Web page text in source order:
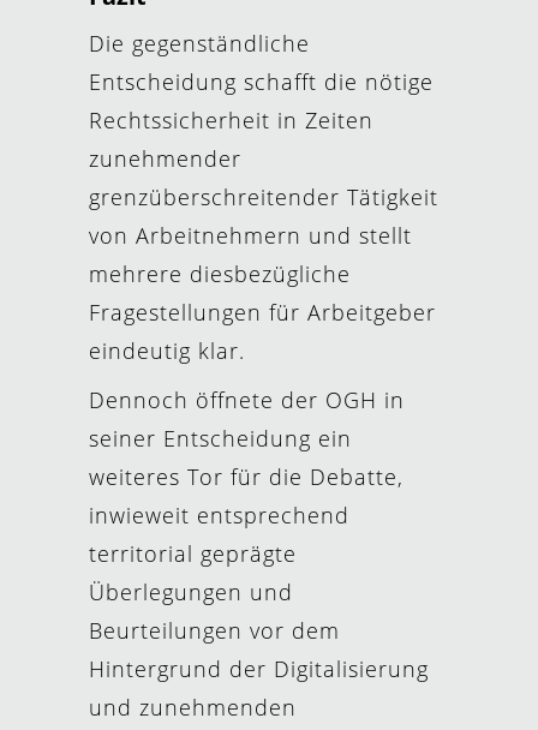
Die gegenständliche
Entscheidung schafft die nötige
Rechtssicherheit in Zeiten
zunehmender
grenzüberschreitender Tätigkeit
von Arbeitnehmern und stellt
mehrere diesbezügliche
Fragestellungen für Arbeitgeber
eindeutig klar.
Dennoch öffnete der OGH in
seiner Entscheidung ein
weiteres Tor für die Debatte,
inwieweit entsprechend
territorial geprägte
Überlegungen und
Beurteilungen vor dem
Hintergrund der Digitalisierung
und zunehmenden